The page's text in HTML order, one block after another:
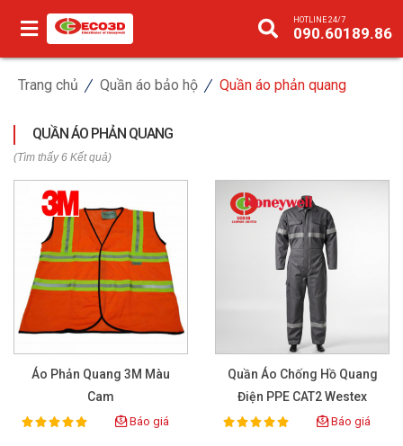
HOTLINE 24/7
090.60189.86
Trang chủ Quần áo bảo hộ Quần áo phản quang
QUẦN ÁO PHẢN QUANG
(Tìm thấy 6 Kết quả)
Áo Phản Quang 3M Màu
Cam
Rating:
100% Báo giá
Quần Áo Chống Hồ Quang
Điện PPE CAT2 Westex
Ultrasoft – Chịu Nhiệt 13.5
Rating:
100% Báo giá